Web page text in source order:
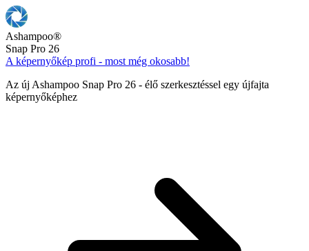
Ashampoo®
Snap Pro 26
A képernyőkép profi - most még okosabb!
Az új Ashampoo Snap Pro 26 - élő szerkesztéssel egy újfajta
képernyőképhez